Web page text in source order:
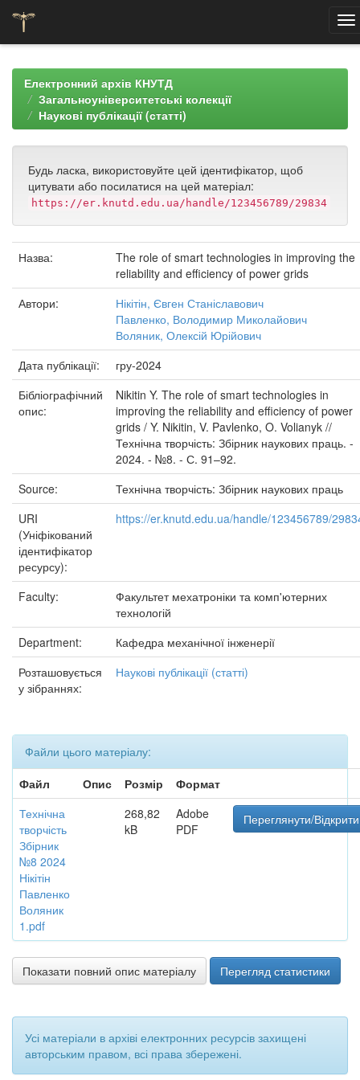
navigationЕлектронний архів КНУТД
Загальноуніверситетські колекції
Наукові публікації (статті)
Будь ласка, використовуйте цей ідентифікатор, щоб
цитувати або посилатися на цей матеріал:
https://er.knutd.edu.ua/handle/123456789/29834
Назва:
The role of smart technologies in improving the
reliability and efficiency of power grids
Автори:
Нікітін, Євген Станіславович
Павленко, Володимир Миколайович
Воляник, Олексій Юрійович
Дата публікації:
гру-2024
Бібліографічний
опис:
Nikitin Y. The role of smart technologies in
improving the reliability and efficiency of power
grids / Y. Nikitin, V. Pavlenko, O. Volianyk //
Технічна творчість: Збірник наукових праць. -
2024. - №8. - С. 91–92.
Source:
Технічна творчість: Збірник наукових праць
URI
(Уніфікований
ідентифікатор
ресурсу):
https://er.knutd.edu.ua/handle/123456789/
Faculty:
Факультет мехатроніки та комп'ютерних
технологій
Department:
Кафедра механічної інженерії
Розташовується
у зібраннях:
Наукові публікації (статті)
Файли цього матеріалу:
Файл
Опис Розмір
Формат
Технічна
творчість
Збірник
№8 2024
Нікітін
Павленко
Воляник
1.pdf
268,82
kB
Adobe
PDF
Переглянути/Відкрити
Показати повний опис матеріалу Перегляд статистики
Усі матеріали в архіві електронних ресурсів захищені
авторським правом, всі права збережені.